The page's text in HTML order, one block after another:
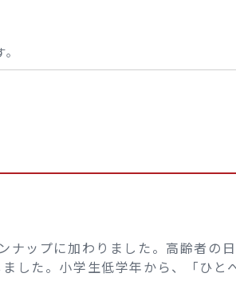
ップに加わりました。高齢者の
した。小学生低学年から、「ひと